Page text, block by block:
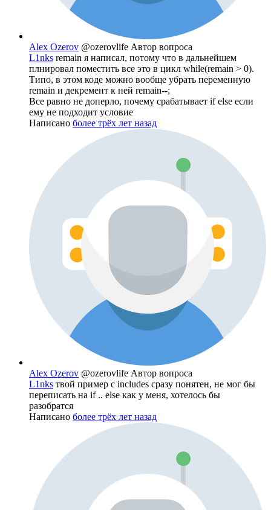
Alex Ozerov @ozerovlife Автор вопроса
L1nks remain я написал, потому что в дальнейшем
плнировал поместить все это в цикл while(remain > 0).
Типо, в этом коде можно вообще убрать переменную
remain и декремент к ней remain--;
Все равно не доперло, почему срабатывает if else если
ему не подходит условие
Написано более трёх лет назад
Alex Ozerov @ozerovlife Автор вопроса
L1nks твой пример с includes сразу понятен, не мог бы
переписать на if .. else как у меня, хотелось бы
разобратся
Написано более трёх лет назад